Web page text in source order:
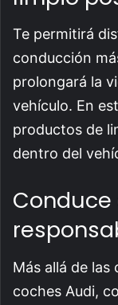
Te permitirá
conducción
prolongará la
vehículo. En
productos de
dentro del
Más allá de
coches Audi,